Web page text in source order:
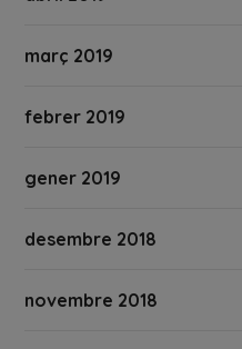
març 2019
febrer 2019
gener 2019
desembre 2018
novembre 2018